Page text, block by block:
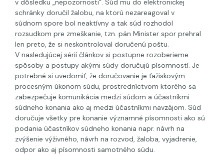
v dôsledku „nepozornosti“. Súd mu do elektronickej
schránky doručil žalobu, na ktorú nezareagoval v
súdnom spore bol neaktívny a tak súd rozhodol
rozsudkom pre zmeškanie, tzn. pán Minister spor prehral
len preto, že si neskontroloval doručenú poštu.
V nasledujúcej sérií článkov si postupne rozoberieme
spôsoby a postupy akými súdy doručujú písomností. Je
potrebné si uvedomiť, že doručovanie je ťažiskovým
procesným úkonom súdu, prostredníctvom ktorého sa
zabezpečuje komunikácia medzi súdom a účastníkmi
súdneho konania ako aj medzi účastníkmi navzájom. Súd
doručuje všetky pre konanie významné písomnosti ako sú
podania účastníkov súdneho konania napr. návrh na
zvýšenie výživného, návrh na rozvod, žaloba, vyjadrenie,
odpor ako aj písomnosti samotného súdu.